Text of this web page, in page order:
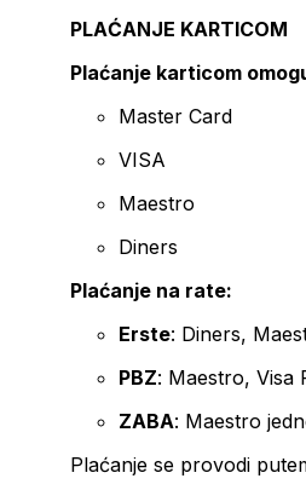
PLAĆANJE KARTICOM
Plaćanje karticom
Master Card
VISA
Maestro
Diners
Plaćanje na rate:
Erste: Diners,
PBZ: Maestro, Visa
ZABA: Maestro
Plaćanje se provodi